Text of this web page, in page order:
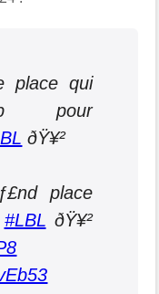
place qui
pour
ðŸ¥²
place
#LBL ðŸ¥²